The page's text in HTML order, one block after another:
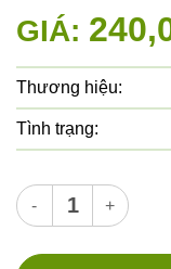
GIÁ:
Thương hiệu:
Tình trạng:
Thuốc ceftikas 200